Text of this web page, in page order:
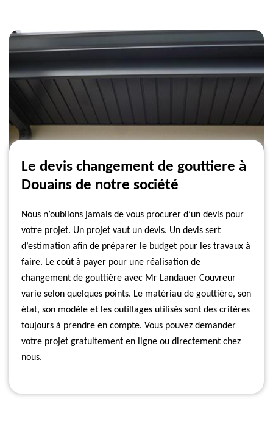
Le devis changement de gouttiere à
Douains de notre société
Nous n’oublions jamais de vous procurer d’un devis pour
votre projet. Un projet vaut un devis. Un devis sert
d’estimation afin de préparer le budget pour les travaux à
faire. Le coût à payer pour une réalisation de
changement de gouttière avec Mr Landauer Couvreur
varie selon quelques points. Le matériau de gouttière, son
état, son modèle et les outillages utilisés sont des critères
toujours à prendre en compte. Vous pouvez demander
votre projet gratuitement en ligne ou directement chez
nous.